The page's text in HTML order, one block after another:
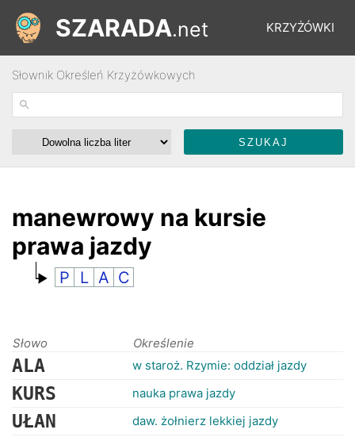
KRZYŻÓWKI
ŁAMIGŁÓWKI
RANKINGI
SZARADA.net
Słownik Określeń Krzyżówkowych
manewrowy na kursie
prawa jazdy
P L A C
Słowo Określenie
ALA w staroż. Rzymie: oddział jazdy
KURS nauka prawa jazdy
UŁAN daw. żołnierz lekkiej jazdy